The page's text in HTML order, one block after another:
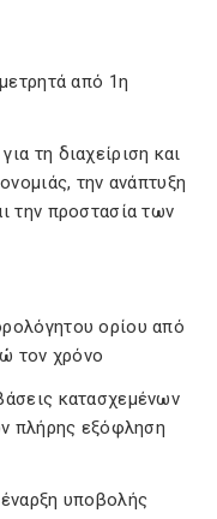
από 1η
τη διαχείριση και
την ανάπτυξη
την προστασία των
ορίου από
τον χρόνο
κατασχεμένων
πλήρης εξόφληση
υποβολής